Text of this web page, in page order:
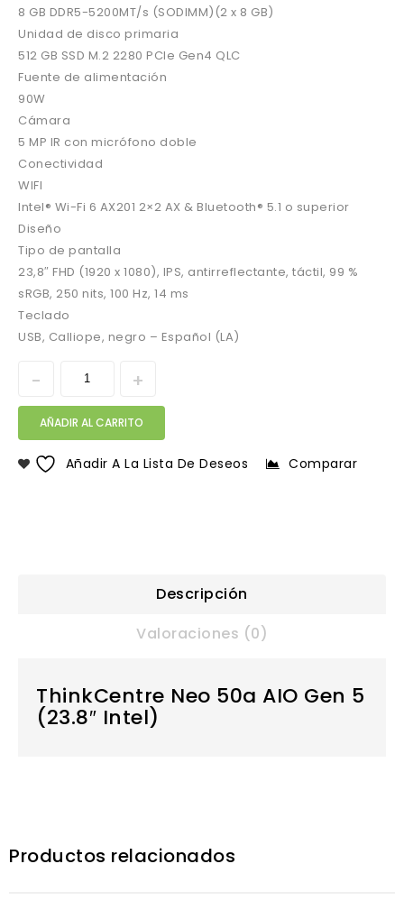
8 GB DDR5-5200MT/s (SODIMM)(2 x 8 GB)
Unidad de disco primaria
512 GB SSD M.2 2280 PCIe Gen4 QLC
Fuente de alimentación
90W
Cámara
5 MP IR con micrófono doble
Conectividad
WIFI
Intel® Wi-Fi 6 AX201 2×2 AX & Bluetooth® 5.1 o superior
Diseño
Tipo de pantalla
23,8″ FHD (1920 x 1080), IPS, antirreflectante, táctil, 99 %
sRGB, 250 nits, 100 Hz, 14 ms
Teclado
USB, Calliope, negro – Español (LA)
AÑADIR AL CARRITO
Añadir A La Lista De Deseos Comparar
Descripción
Valoraciones (0)
ThinkCentre Neo 50a AIO Gen 5
(23.8″ Intel)
Productos relacionados